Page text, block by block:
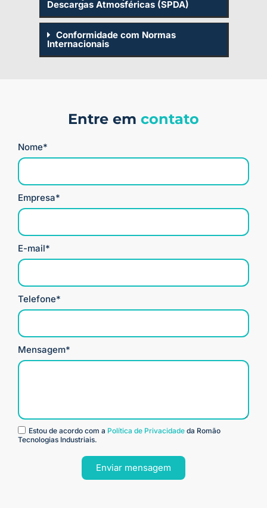
Descargas Atmosféricas (SPDA)
Conformidade com Normas
Internacionais
Entre em contato
Nome*
Empresa*
E-mail*
Telefone*
Mensagem*
Estou de acordo com a Política de Privacidade da Romão
Tecnologias Industriais.
Enviar mensagem